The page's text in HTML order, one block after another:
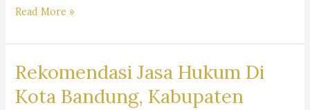
Kantor
Dr.
iur
N.
Read More »
Rekomendasi Jasa Hukum Di
Kota Bandung, Kabupaten